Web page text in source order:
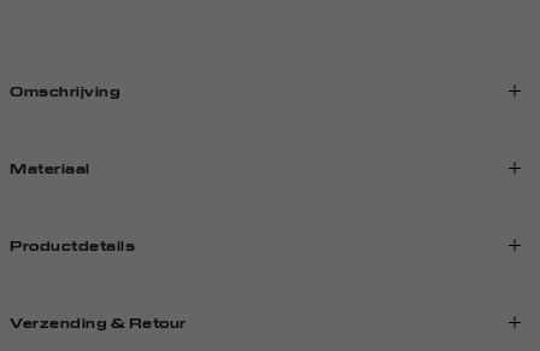
Omschrijving
Materiaal
Productdetails
Verzending & Retour